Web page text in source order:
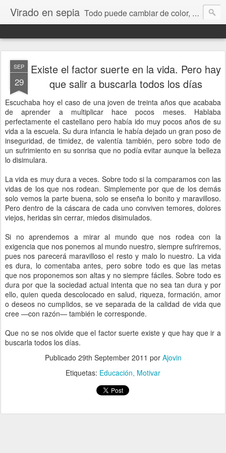
Virado en sepia Todo puede cambiar de color, depende de nosotros y de nuestra capacidad para aprender a mirar. Hablamos de sociedad, economía, empresa, política, RRHH, formación. De Historia reciente, de educación y de temas sociales.
SEP
29
Existe el factor suerte en la vida. Pero hay
que salir a buscarla todos los días
Escuchaba hoy el caso de una joven de treinta años que acababa
de aprender a multiplicar hace pocos meses. Hablaba
perfectamente el castellano pero había ido muy pocos años de su
vida a la escuela. Su dura infancia le había dejado un gran poso de
inseguridad, de timidez, de valentía también, pero sobre todo de
un sufrimiento en su sonrisa que no podía evitar aunque la belleza
lo disimulara.
La vida es muy dura a veces. Sobre todo si la comparamos con las
vidas de los que nos rodean. Simplemente por que de los demás
solo vemos la parte buena, solo se enseña lo bonito y maravilloso.
Pero dentro de la cáscara de cada uno conviven temores, dolores
viejos, heridas sin cerrar, miedos disimulados.
Si no aprendemos a mirar al mundo que nos rodea con la
exigencia que nos ponemos al mundo nuestro, siempre sufriremos,
pues nos parecerá maravilloso el resto y malo lo nuestro. La vida
es dura, lo comentaba antes, pero sobre todo es que las metas
que nos proponemos son altas y no siempre fáciles. Sobre todo es
dura por que la sociedad actual intenta que no sea tan dura y por
ello, quien queda descolocado en salud, riqueza, formación, amor
o deseos no cumplidos, se ve separada de la calidad de vida que
cree —con razón— también le corresponde.
Que no se nos olvide que el factor suerte existe y que hay que ir a
buscarla todos los días.
Publicado 29th September 2011 por Ajovin
Etiquetas: Educación Motivar